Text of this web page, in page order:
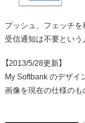
プッシュ、フェッチを
受信通知は不要という
【2013/5/28更新】
My Softbank のデザイ
画像を現在の仕様のも